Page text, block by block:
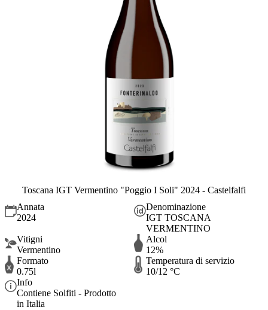
Toscana IGT Vermentino "Poggio I Soli" 2024 - Castelfalfi
Annata
2024
Denominazione
IGT TOSCANA
VERMENTINO
Vitigni
Vermentino
Alcol
12%
Formato
0.75l
Temperatura di servizio
10/12 °C
Info
Contiene Solfiti - Prodotto
in Italia